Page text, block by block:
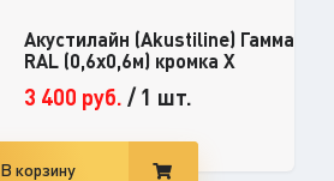
Акустилайн (Akustiline) Гамма
RAL (0,6x0,6м) кромка X
3 400 руб. /1 шт.
В корзину